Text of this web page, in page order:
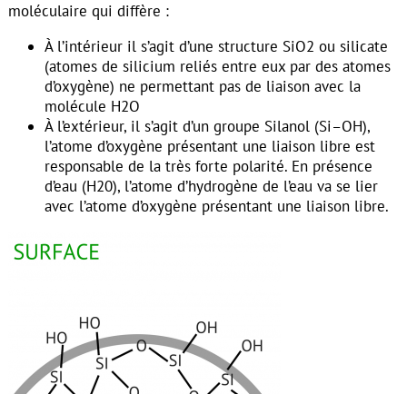
moléculaire qui diffère :
À l’intérieur il s’agit d’une structure SiO2 ou silicate
(atomes de silicium reliés entre eux par des atomes
d’oxygène) ne permettant pas de liaison avec la
molécule H2O
À l’extérieur, il s’agit d’un groupe Silanol (Si–OH),
l’atome d’oxygène présentant une liaison libre est
responsable de la très forte polarité. En présence
d’eau (H20), l’atome d’hydrogène de l’eau va se lier
avec l’atome d’oxygène présentant une liaison libre.